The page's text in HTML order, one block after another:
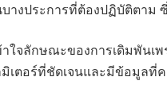
างประการที่ต้องปฏิบัติตาม
ใจลักษณะของการเดิมพันเ
เตอร์ที่ชัดเจนและมีข้อมูลที่ค